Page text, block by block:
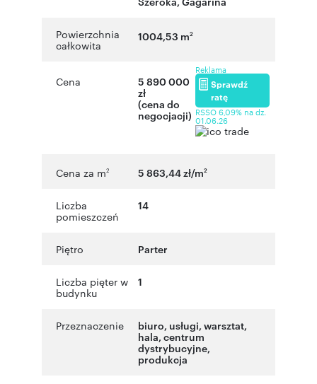
Powierzchnia
całkowita
1004,53 m2
Cena
5 890 000
zł
(cena do
negocjacji)
Reklama
Sprawdź
ratę
RSSO 6,09% na dz.
01.06.26
Cena za m2 5 863,44 zł/m2
Liczba
pomieszczeń
14
Piętro Parter
Liczba pięter w
budynku
1
Przeznaczenie biuro, usługi, warsztat,
hala, centrum
dystrybucyjne,
produkcja